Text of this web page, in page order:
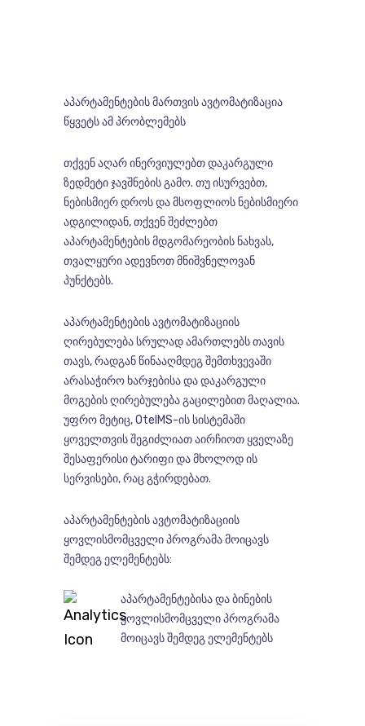
აპარტამენტების მართვის ავტომატიზაცია
წყვეტს ამ პრობლემებს
თქვენ აღარ ინერვიულებთ დაკარგული
ზედმეტი ჯავშნების გამო. თუ ისურვებთ,
ნებისმიერ დროს და მსოფლიოს ნებისმიერი
ადგილიდან, თქვენ შეძლებთ
აპარტამენტების მდგომარეობის ნახვას,
თვალყური ადევნოთ მნიშვნელოვან
პუნქტებს.
აპარტამენტების ავტომატიზაციის
ღირებულება სრულად ამართლებს თავის
თავს, რადგან წინააღმდეგ შემთხვევაში
არასაჭირო ხარჯებისა და დაკარგული
მოგების ღირებულება გაცილებით მაღალია.
უფრო მეტიც, OtelMS-ის სისტემაში
ყოველთვის შეგიძლიათ აირჩიოთ ყველაზე
შესაფერისი ტარიფი და მხოლოდ ის
სერვისები, რაც გჭირდებათ.
აპარტამენტების ავტომატიზაციის
ყოვლისმომცველი პროგრამა მოიცავს
შემდეგ ელემენტებს:
აპარტამენტებისა და ბინების
ყოვლისმომცველი პროგრამა
მოიცავს შემდეგ ელემენტებს